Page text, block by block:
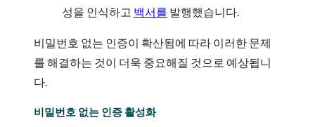
성을 인식하고 백서를 발행했습니다.
비밀번호 없는 인증이 확산됨에 따라 이러한 문제
를 해결하는 것이 더욱 중요해질 것으로 예상됩니
다.
비밀번호 없는 인증 활성화